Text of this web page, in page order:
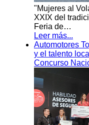
"Mujeres al
XXIX del
Feria de…
Leer más...
Automotores
y el talento
Concurso